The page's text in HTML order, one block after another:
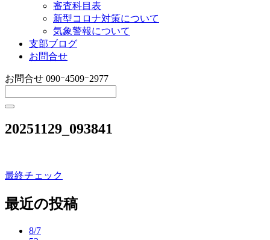
審査科目表
新型コロナ対策について
気象警報について
支部ブログ
お問合せ
お問合せ 090ｰ4509ｰ2977
20251129_093841
投
稿
最終チェック
最近の投稿
8/7